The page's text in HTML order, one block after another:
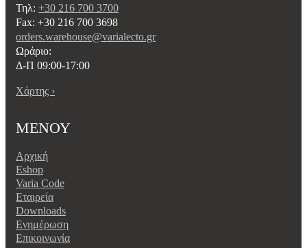
Τηλ: +30 216 700 3700
Fax: +30 216 700 3698
orders.warehouse@varialecto.gr
Ωράριο:
Δ-Π 09:00-17:00
Χάρτης ›
ΜΕΝΟΥ
Αρχική
Eshop
Varia Code
Εταιρεία
Downloads
Ενημέρωση
Επικοινωνία